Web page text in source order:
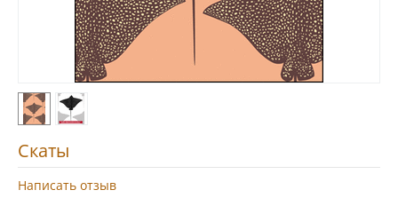
Скаты
Написать отзыв